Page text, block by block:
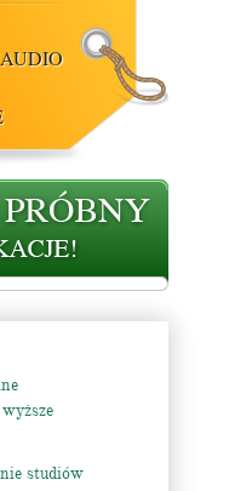
studiów